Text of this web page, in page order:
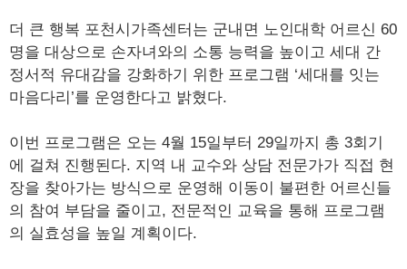
더 큰 행복 포천시가족센터는 군내면 노인대학 어르신 60
명을 대상으로 손자녀와의 소통 능력을 높이고 세대 간
정서적 유대감을 강화하기 위한 프로그램 ‘세대를 잇는
마음다리’를 운영한다고 밝혔다.
이번 프로그램은 오는 4월 15일부터 29일까지 총 3회기
에 걸쳐 진행된다. 지역 내 교수와 상담 전문가가 직접 현
장을 찾아가는 방식으로 운영해 이동이 불편한 어르신들
의 참여 부담을 줄이고, 전문적인 교육을 통해 프로그램
의 실효성을 높일 계획이다.